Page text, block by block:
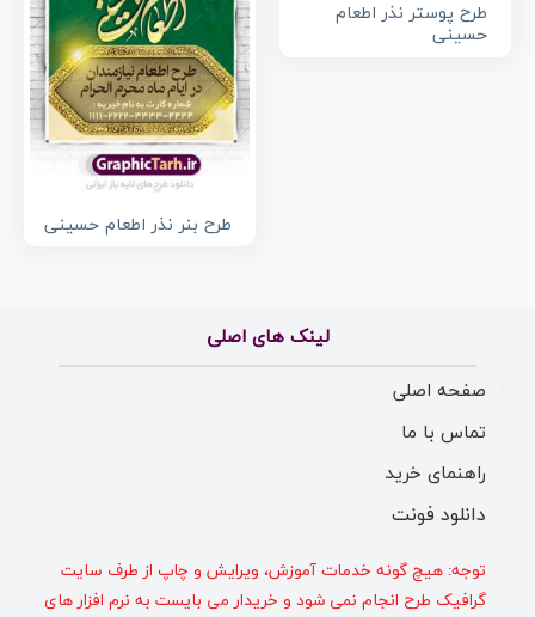
طرح پوستر نذر اطعام
حسینی
طرح بنر نذر اطعام حسینی
لینک های اصلی
صفحه اصلی
تماس با ما
راهنمای خرید
دانلود فونت
توجه: هیچ گونه خدمات آموزش، ویرایش و چاپ از طرف سایت
گرافیک طرح انجام نمی شود و خریدار می بایست به نرم افزار های